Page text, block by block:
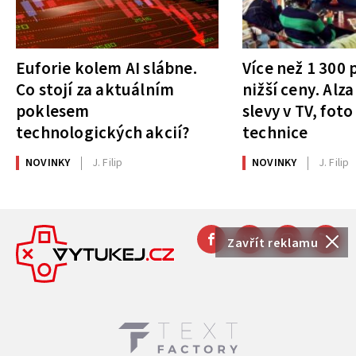
Zavřít reklamu
Euforie kolem AI slábne.
Co stojí za aktuálním
poklesem
technologických akcií?
NOVINKY J. Filip
Více než 1
nižší ceny.
slevy v TV,
technice
NOVINKY J. Filip